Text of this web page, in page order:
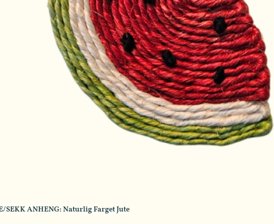
SEKK ANHENG: Naturlig Farget Jute